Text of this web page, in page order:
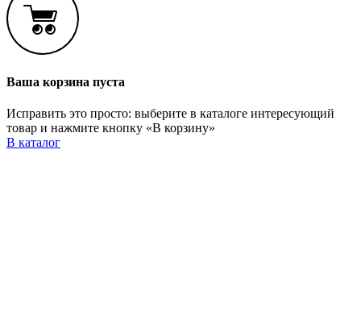
Ваша корзина пуста
Исправить это просто: выберите в каталоге интересующий
товар и нажмите кнопку «В корзину»
В каталог